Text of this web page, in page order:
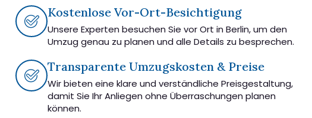
Kostenlose Vor-Ort-Besichtigung
Unsere Experten besuchen Sie vor Ort in Berlin, um den
Umzug genau zu planen und alle Details zu besprechen.
Transparente Umzugskosten & Preise
Wir bieten eine klare und verständliche Preisgestaltung,
damit Sie Ihr Anliegen ohne Überraschungen planen
können.